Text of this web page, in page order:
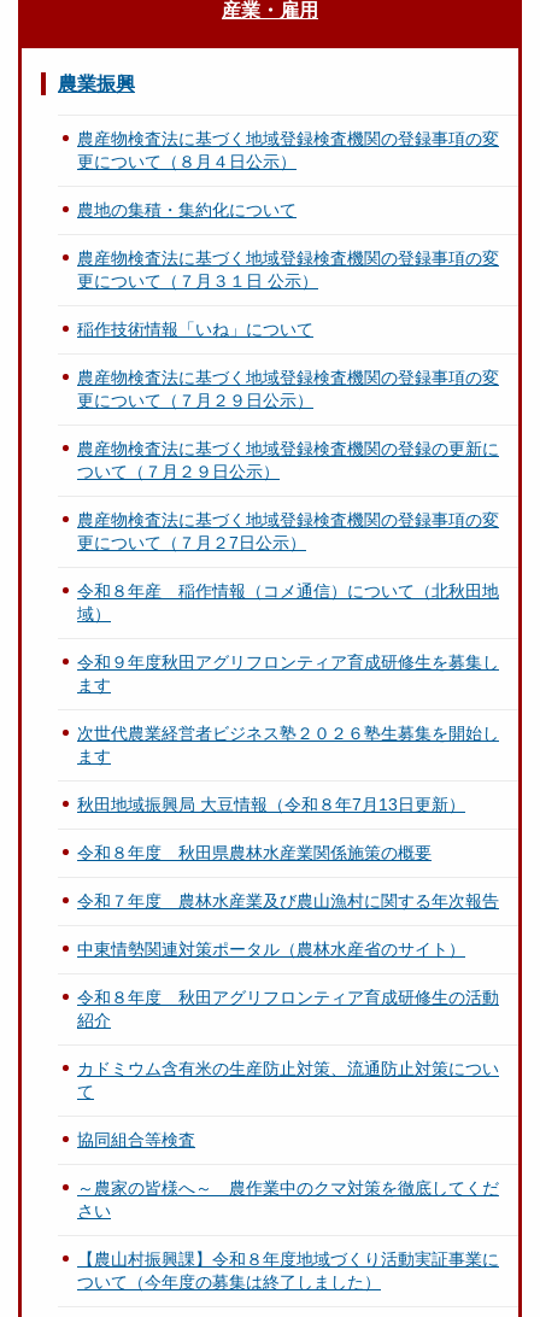
産業・雇用
農業振興
農産物検査法に基づく地域登録検査機関の登録事項の変
更について（８月４日公示）
農地の集積・集約化について
農産物検査法に基づく地域登録検査機関の登録事項の変
更について（７月３１日 公示）
稲作技術情報「いね」について
農産物検査法に基づく地域登録検査機関の登録事項の変
更について（７月２９日公示）
農産物検査法に基づく地域登録検査機関の登録の更新に
ついて（７月２９日公示）
農産物検査法に基づく地域登録検査機関の登録事項の変
更について（７月２7日公示）
令和８年産 稲作情報（コメ通信）について（北秋田地
域）
令和９年度秋田アグリフロンティア育成研修生を募集し
ます
次世代農業経営者ビジネス塾２０２６塾生募集を開始し
ます
秋田地域振興局 大豆情報（令和８年7月13日更新）
令和８年度 秋田県農林水産業関係施策の概要
令和７年度 農林水産業及び農山漁村に関する年次報告
中東情勢関連対策ポータル（農林水産省のサイト）
令和８年度 秋田アグリフロンティア育成研修生の活動
紹介
カドミウム含有米の生産防止対策、流通防止対策につい
て
協同組合等検査
～農家の皆様へ～ 農作業中のクマ対策を徹底してくだ
さい
【農山村振興課】令和８年度地域づくり活動実証事業に
ついて（今年度の募集は終了しました）